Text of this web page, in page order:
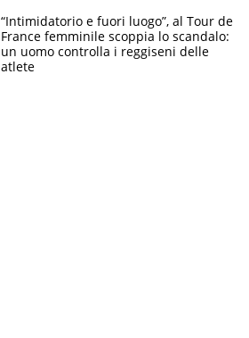
“Intimidatorio e fuori luogo”, al Tour de
France femminile scoppia lo scandalo:
un uomo controlla i reggiseni delle
atlete